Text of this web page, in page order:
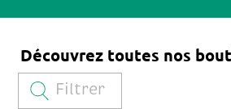
Découvrez toutes nos
Filtrer